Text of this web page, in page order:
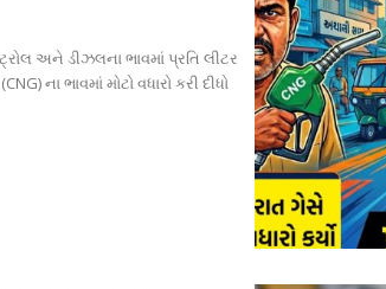
અને ડીઝલના ભાવમાં પ્રતિ લીટર
ના ભાવમાં મોટો વધારો કરી દીધો